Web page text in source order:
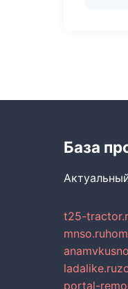
База
t25-
mnso.ru
ladalike.ru
portal-